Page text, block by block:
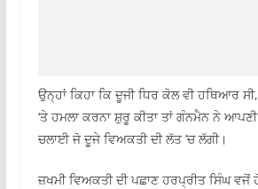
ਉਨ੍ਹਾਂ ਕਿਹਾ ਕਿ ਦੂਜੀ ਧਿਰ ਕੋਲ ਵੀ ਹਥਿਆਰ
‘ਤੇ ਹਮਲਾ ਕਰਨਾ ਸ਼ੁਰੂ ਕੀਤਾ ਤਾਂ ਗੰਨਮੈਨ ਨੇ
ਚਲਾਈ ਜੋ ਦੂਜੇ ਵਿਅਕਤੀ ਦੀ ਲੱਤ ’ਚ ਲੱਗੀ।
ਜ਼ਖਮੀ ਵਿਅਕਤੀ ਦੀ ਪਛਾਣ ਹਰਪ੍ਰੀਤ ਸਿੰਘ